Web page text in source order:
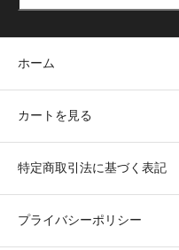
ホーム
カートを見る
特定商取引法に基づく表記
プライバシーポリシー